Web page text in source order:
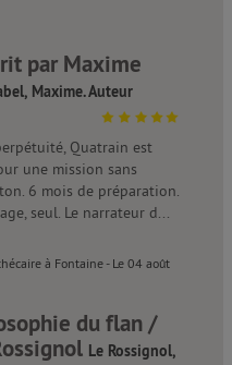
par Maxime
Maxime. Auteur
Quatrain est
une mission sans
6 mois de préparation.
seul. Le narrateur d...
à Fontaine - Le 04 août
du flan /
Le Rossignol,